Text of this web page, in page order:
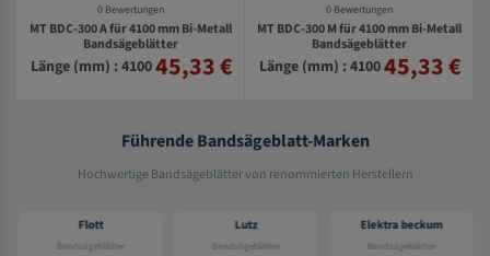
0 Bewertungen
MT BDC-300 A für 4100 mm Bi-Metall
Bandsägeblätter
Länge (mm) : 410045,33 €
0 Bewertungen
MT BDC-300 M für 4100 mm Bi-Metall
Bandsägeblätter
Länge (mm) : 410045,33 €
Führende Bandsägeblatt-Marken
Hochwertige Bandsägeblätter von renommierten Herstellern
Flott
Bandsägeblätter
Lutz
Bandsägeblätter
Elektra beckum
Bandsägeblätter